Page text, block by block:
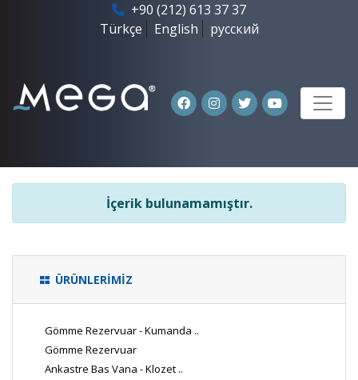
+90 (212) 613 37 37
Türkçe
English русский
İçerik bulunamamıştır.
ÜRÜNLERİMİZ
Gömme Rezervuar - Kumanda ..
Gömme Rezervuar
Ankastre Bas Vana - Klozet ..